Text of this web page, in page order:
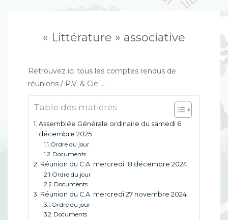
« Littérature » associative
Retrouvez ici tous les comptes rendus de
réunions / P.V. & Cie …
Table des matières
Assemblée Générale ordinaire du samedi 6
décembre 2025
Ordre du jour
Documents
Réunion du C.A. mercredi 18 décembre 2024
Ordre du jour
Documents
Réunion du C.A. mercredi 27 novembre 2024
Ordre du jour
Documents